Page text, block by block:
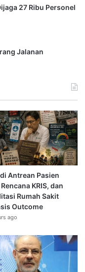
27 Ribu Personel
Jalanan
Antrean Pasien
Rencana KRIS, dan
Rumah Sakit
Outcome
ago